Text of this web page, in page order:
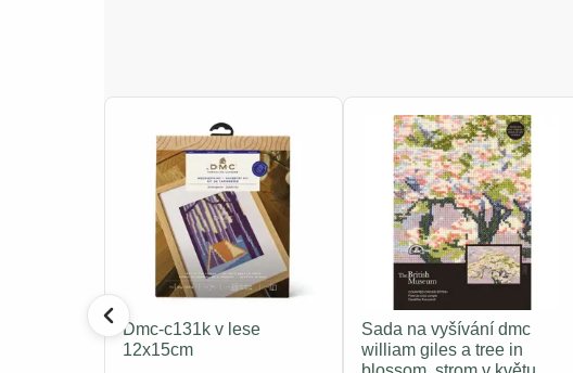
Dmc-c131k v lese
12x15cm
Sada na vyšívání dmc
william giles a tree in